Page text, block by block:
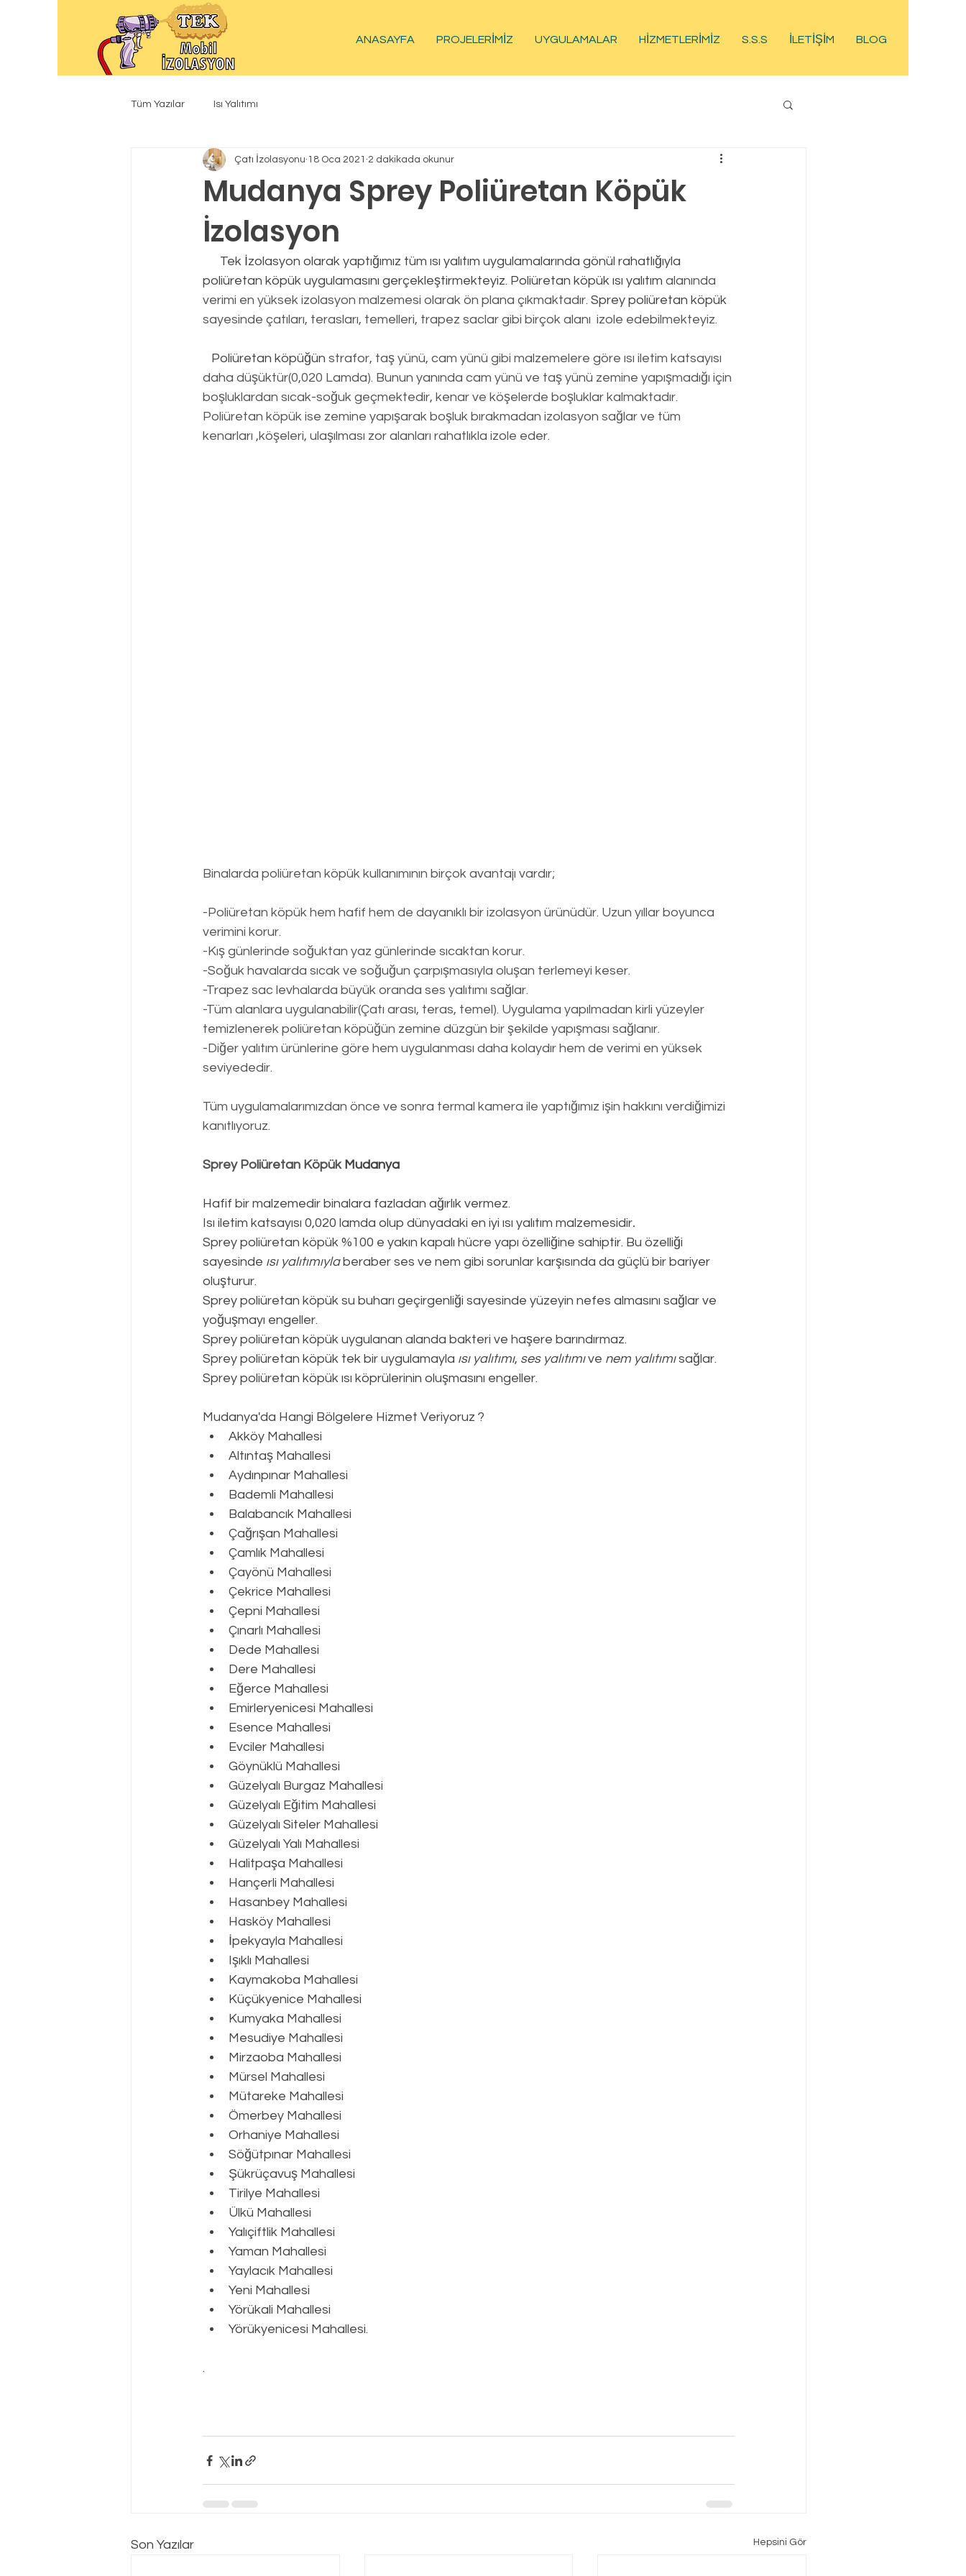
ANASAYFA PROJELERİMİZ UYGULAMALAR HİZMETLERİMİZ S.S.S İLETİŞİM BLOG
Tüm Yazılar Isı Yalıtımı
Mudanya Sprey Poliüretan Köpük
İzolasyon
Çatı İzolasyonu 18 Oca 2021 2 dakikada okunur
poliüretan köpük uygulamasını gerçekleştirmekteyiz. Poliüretan köpük ısı yalıtım alanında
verimi en yüksek izolasyon malzemesi olarak ön plana çıkmaktadır. Sprey poliüretan köpük
sayesinde çatıları, terasları, temelleri, trapez saclar gibi birçok alanı  izole edebilmekteyiz.
Poliüretan köpüğün strafor, taş yünü, cam yünü gibi malzemelere göre ısı iletim katsayısı
daha düşüktür(0,020 Lamda). Bunun yanında cam yünü ve taş yünü zemine yapışmadığı için
boşluklardan sıcak-soğuk geçmektedir, kenar ve köşelerde boşluklar kalmaktadır.
Poliüretan köpük ise zemine yapışarak boşluk bırakmadan izolasyon sağlar ve tüm
kenarları ,köşeleri, ulaşılması zor alanları rahatlıkla izole eder.
Binalarda poliüretan köpük kullanımının birçok avantajı vardır;
-Poliüretan köpük hem hafif hem de dayanıklı bir izolasyon ürünüdür. Uzun yıllar boyunca
verimini korur.
-Kış günlerinde soğuktan yaz günlerinde sıcaktan korur.
-Soğuk havalarda sıcak ve soğuğun çarpışmasıyla oluşan terlemeyi keser.
-Trapez sac levhalarda büyük oranda ses yalıtımı sağlar.
-Tüm alanlara uygulanabilir(Çatı arası, teras, temel). Uygulama yapılmadan kirli yüzeyler
temizlenerek poliüretan köpüğün zemine düzgün bir şekilde yapışması sağlanır.
-Diğer yalıtım ürünlerine göre hem uygulanması daha kolaydır hem de verimi en yüksek
seviyededir.
Tüm uygulamalarımızdan önce ve sonra termal kamera ile yaptığımız işin hakkını verdiğimizi
kanıtlıyoruz.
Sprey Poliüretan Köpük Mudanya
Hafif bir malzemedir binalara fazladan ağırlık vermez.
Isı iletim katsayısı 0,020 lamda olup dünyadaki en iyi ısı yalıtım malzemesidir.
Sprey poliüretan köpük %100 e yakın kapalı hücre yapı özelliğine sahiptir. Bu özelliği
sayesinde ısı yalıtımıyla beraber ses ve nem gibi sorunlar karşısında da güçlü bir bariyer
oluşturur.
Sprey poliüretan köpük su buharı geçirgenliği sayesinde yüzeyin nefes almasını sağlar ve
yoğuşmayı engeller.
Sprey poliüretan köpük uygulanan alanda bakteri ve haşere barındırmaz.
Sprey poliüretan köpük tek bir uygulamayla ısı yalıtımı, ses yalıtımı ve nem yalıtımı sağlar.
Sprey poliüretan köpük ısı köprülerinin oluşmasını engeller.
Mudanya'da Hangi Bölgelere Hizmet Veriyoruz ?
Akköy Mahallesi
Altıntaş Mahallesi
Aydınpınar Mahallesi
Bademli Mahallesi
Balabancık Mahallesi
Çağrışan Mahallesi
Çamlık Mahallesi
Çayönü Mahallesi
Çekrice Mahallesi
Çepni Mahallesi
Çınarlı Mahallesi
Dede Mahallesi
Dere Mahallesi
Eğerce Mahallesi
Emirleryenicesi Mahallesi
Esence Mahallesi
Evciler Mahallesi
Göynüklü Mahallesi
Güzelyalı Burgaz Mahallesi
Güzelyalı Eğitim Mahallesi
Güzelyalı Siteler Mahallesi
Güzelyalı Yalı Mahallesi
Halitpaşa Mahallesi
Hançerli Mahallesi
Hasanbey Mahallesi
Hasköy Mahallesi
İpekyayla Mahallesi
Işıklı Mahallesi
Kaymakoba Mahallesi
Küçükyenice Mahallesi
Kumyaka Mahallesi
Mesudiye Mahallesi
Mirzaoba Mahallesi
Mürsel Mahallesi
Mütareke Mahallesi
Ömerbey Mahallesi
Orhaniye Mahallesi
Söğütpınar Mahallesi
Şükrüçavuş Mahallesi
Tirilye Mahallesi
Ülkü Mahallesi
Yalıçiftlik Mahallesi
Yaman Mahallesi
Yaylacık Mahallesi
Yeni Mahallesi
Yörükali Mahallesi
Yörükyenicesi Mahallesi.
.
Son Yazılar Hepsini Gör